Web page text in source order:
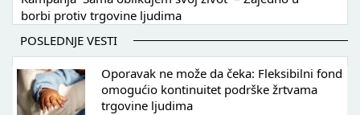
borbi protiv trgovine ljudima
POSLEDNJE VESTI
Oporavak ne može da čeka: Fleksibilni fond
omogućio kontinuitet podrške žrtvama
trgovine ljudima